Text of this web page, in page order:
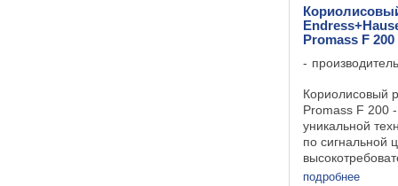
Promass F 200
Кориолисовый
Promass F 200
уникальной
по сигнальной
применений.
подробнее